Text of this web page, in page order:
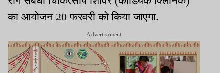
का आयोजन 20 फरवरी को किया जाएगा.
Advertisement